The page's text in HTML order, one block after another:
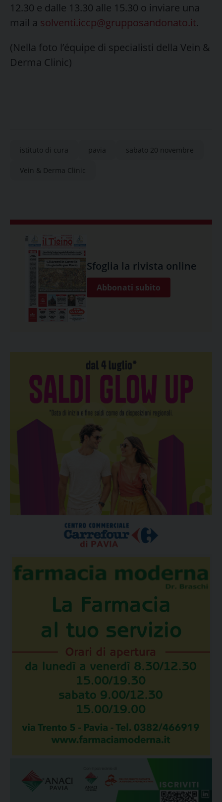
12.30 e dalle 13.30 alle 15.30 o inviare una
mail a solventi.iccp@grupposandonato.it.
(Nella foto l’équipe di specialisti della Vein &
Derma Clinic)
istituto di cura pavia sabato 20 novembre
Vein & Derma Clinic
Sfoglia la rivista online
Abbonati subito